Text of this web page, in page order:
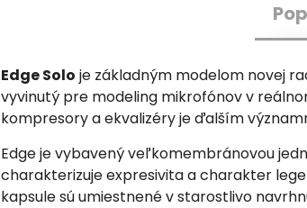
Edge Solo je základným modelom novej
vyvinutý pre modeling mikrofónov v
kompresory a ekvalizéry je ďalším
Edge je vybavený veľkomembránovou
charakterizuje expresivita a charakter
kapsule sú umiestnené v starostlivo